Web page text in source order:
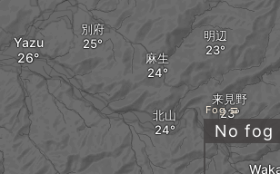
北山
麻生
来見野
別府 明辺
Yazu
Fog
No fog